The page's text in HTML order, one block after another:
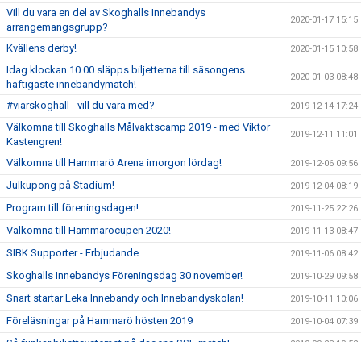
Vill du vara en del av Skoghalls Innebandys
arrangemangsgrupp?
2020-01-17 15:15
Kvällens derby! 2020-01-15 10:58
Idag klockan 10.00 släpps biljetterna till säsongens
häftigaste innebandymatch!
2020-01-03 08:48
#viärskoghall - vill du vara med? 2019-12-14 17:24
Välkomna till Skoghalls Målvaktscamp 2019 - med Viktor
Kastengren!
2019-12-11 11:01
Välkomna till Hammarö Arena imorgon lördag! 2019-12-06 09:56
Julkupong på Stadium! 2019-12-04 08:19
Program till föreningsdagen! 2019-11-25 22:26
Välkomna till Hammaröcupen 2020! 2019-11-13 08:47
SIBK Supporter - Erbjudande 2019-11-06 08:42
Skoghalls Innebandys Föreningsdag 30 november! 2019-10-29 09:58
Snart startar Leka Innebandy och Innebandyskolan! 2019-10-11 10:06
Föreläsningar på Hammarö hösten 2019 2019-10-04 07:39